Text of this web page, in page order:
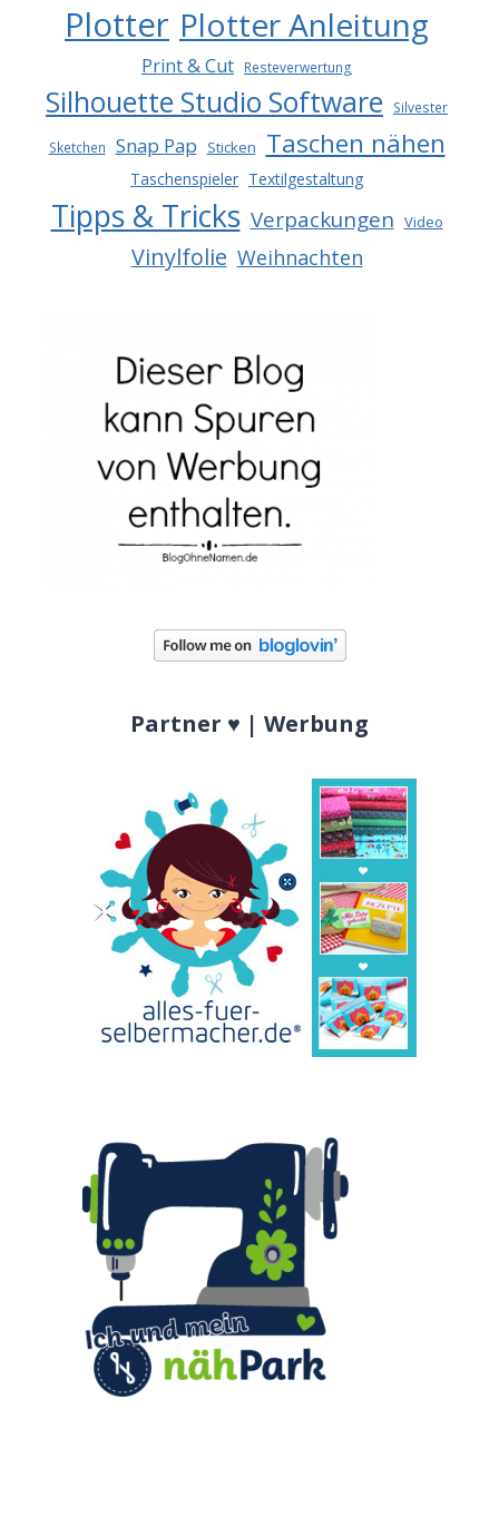
Plotter Plotter Anleitung
Print & Cut Resteverwertung
Silhouette Studio Software Silvester
Sketchen Snap Pap Sticken Taschen nähen
Taschenspieler Textilgestaltung
Tipps & Tricks Verpackungen Video
Vinylfolie Weihnachten
Partner ♥ | Werbung